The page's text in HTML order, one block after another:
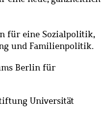
für eine Sozialpolitik,
und Familienpolitik.
Berlin für
Universität